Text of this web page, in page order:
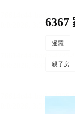
6367
暹羅
親子房